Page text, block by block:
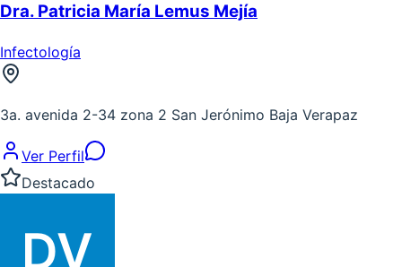
Dra. Patricia María Lemus Mejía
Infectología
3a. avenida 2-34 zona 2 San Jerónimo Baja Verapaz
Ver Perfil
Destacado